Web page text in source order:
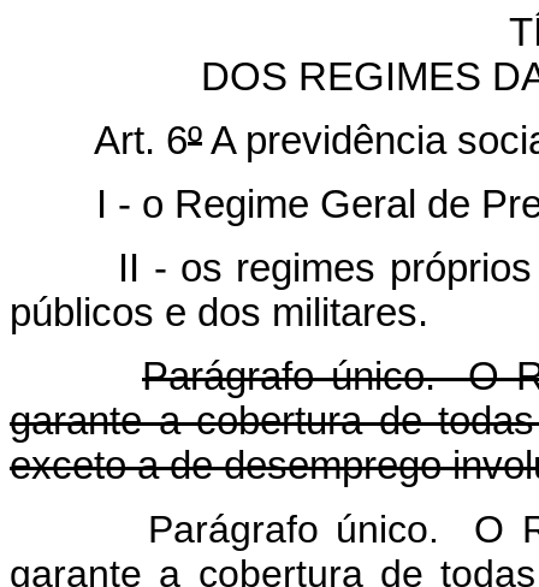
DOS REGIMES
Art. 6ºA previdência
I - o Regime Geral de
II - os regimes
públicos e dos militares.
Parágrafo único. O
garante a cobertura de
exceto a de desemprego
Parágrafo único. O
garante a cobertura de